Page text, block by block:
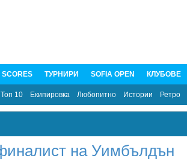
SCORES ТУРНИРИ SOFIA OPEN КЛУБОВЕ
Топ 10 Екипировка Любопитно Истории Ретро
на Уимбълдън